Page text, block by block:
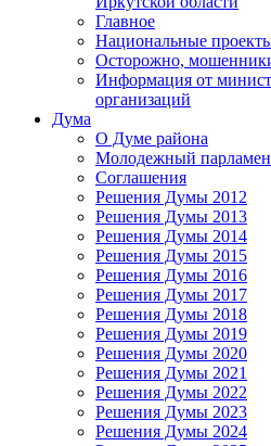
Главное
Национальные
Осторожно,
Информация от
организаций
Дума
О Думе района
Молодежный
Соглашения
Решения Думы 2012
Решения Думы 2013
Решения Думы 2014
Решения Думы 2015
Решения Думы 2016
Решения Думы 2017
Решения Думы 2018
Решения Думы 2019
Решения Думы 2020
Решения Думы 2021
Решения Думы 2022
Решения Думы 2023
Решения Думы 2024